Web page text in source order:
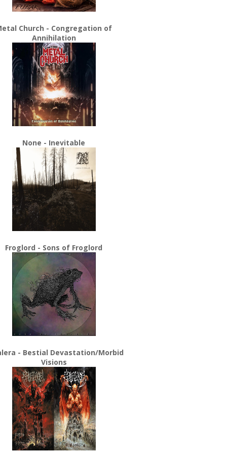
Church - Congregation of
Annihilation
None - Inevitable
Froglord - Sons of Froglord
- Bestial Devastation/Morbid
Visions